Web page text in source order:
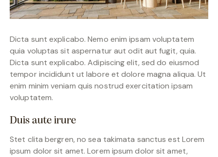
Dicta sunt explicabo. Nemo enim ipsam voluptatem
quia voluptas sit aspernatur aut odit aut fugit, quia.
Dicta sunt explicabo. Adipiscing elit, sed do eiusmod
tempor incididunt ut labore et dolore magna aliqua. Ut
enim minim veniam quis nostrud exercitation ipsam
voluptatem.
Duis aute irure
Stet clita bergren, no sea takimata sanctus est Lorem
ipsum dolor sit amet. Lorem ipsum dolor sit amet,